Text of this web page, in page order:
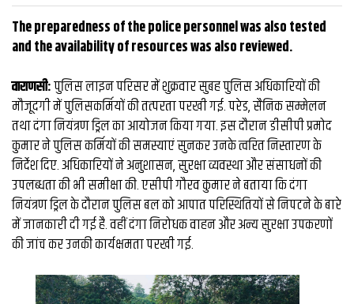
साहित्य
संस्कृति
ख़ान पान और जीवनशैली
अंतरराष्ट्रीय
फैक्ट चेक
व्यापार
मौसम
The preparedness of the police personnel was also tested
and the availability of resources was also reviewed.
वाराणसी:पुलिस लाइन परिसर में शुक्रवार सुबह पुलिस अधिकारियों की
मौजूदगी में पुलिसकर्मियों की तत्‍परता परखी गई. परेड, सैनिक सम्मेलन
तथा दंगा नियंत्रण ड्रिल का आयोजन किया गया. इस दौरान डीसीपी प्रमोद
कुमार ने पुलिस कर्मियों की समस्याएं सुनकर उनके त्वरित निस्तारण के
निर्देश दिए. अधिकारियों ने अनुशासन, सुरक्षा व्यवस्था और संसाधनों की
उपलब्धता की भी समीक्षा की. एसीपी गौरव कुमार ने बताया कि दंगा
नियंत्रण ड्रिल के दौरान पुलिस बल को आपात परिस्थितियों से निपटने के बारे
में जानकारी दी गई है. वहीं दंगा निरोधक वाहन और अन्य सुरक्षा उपकरणों
की जांच कर उनकी कार्यक्षमता परखी गई.